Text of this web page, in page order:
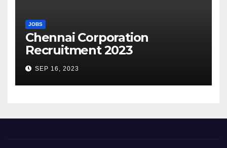
JOBS
Chennai Corporation
Recruitment 2023
SEP 16, 2023